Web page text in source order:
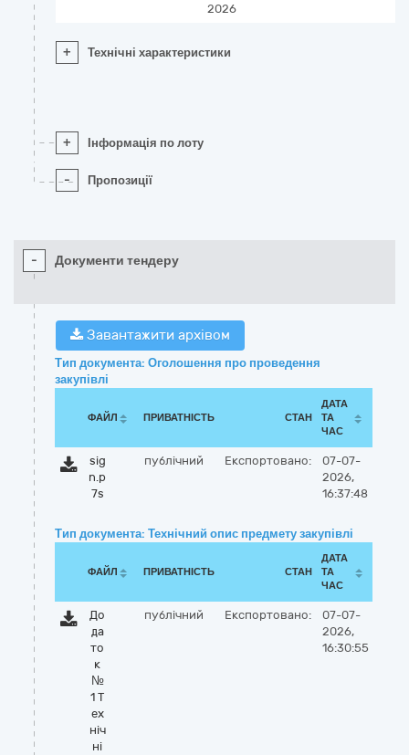
2026
+ Технічні характеристики
+ Інформація по лоту
- Пропозиції
- Документи тендеру
Завантажити архівом
Тип документа: Оголошення про проведення
закупівлі
ФАЙЛ ПРИВАТНІСТЬ СТАН
ДАТА
ТА
ЧАС
sig
n.p
7s
публічний Експортовано:
07-07-
2026,
16:37:48
Тип документа: Технічний опис предмету закупівлі
ФАЙЛ ПРИВАТНІСТЬ СТАН
ДАТА
ТА
ЧАС
До
да
то
к
№
1 Т
ех
ніч
ні
публічний Експортовано:
07-07-
2026,
16:30:55